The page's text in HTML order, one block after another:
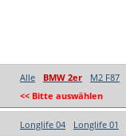
Alle BMW 2er M2 F87
<< Bitte auswählen
Longlife 04 Longlife 01